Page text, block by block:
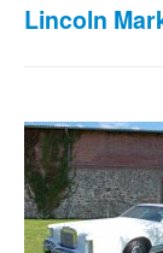
Lincoln